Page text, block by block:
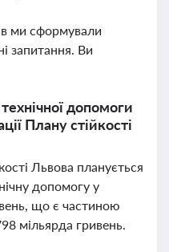
ми сформували
запитання. Ви
допомоги
Плану стійкості
Львова планується
допомогу у
що є частиною
мільярда гривень.